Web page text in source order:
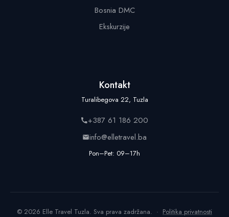
Bosnia DMC
Ekskurzije
Kontakt
Turalibegova 22, Tuzla
+387 61 186 200
info@elletravel.ba
Pon–Pet: 09–17h
© 2026 Elle Travel Tuzla. Sva prava zadržana. · Politika privatnosti